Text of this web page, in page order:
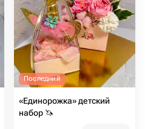
Последний
«Единорожка» детский
набор 🦄